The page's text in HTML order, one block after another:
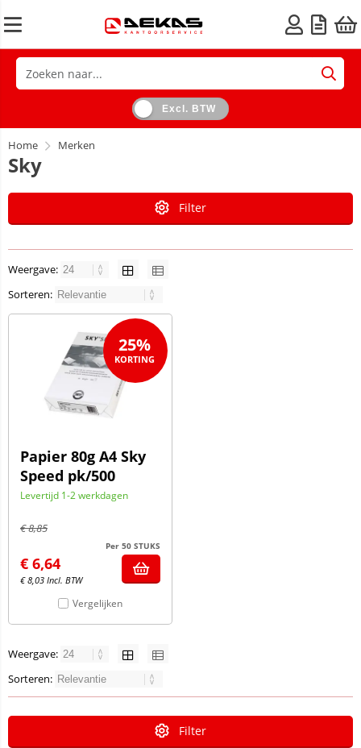
Excl. BTW
Home Merken
Sky
Filter
Weergave:
Sorteren:
Papier 80g A4 Sky
Speed pk/500
Levertijd 1-2 werkdagen
€8,85
25%
Per 50 STUKS
€ 6,64
€8,03 Incl. BTW
Vergelijken
Weergave:
Sorteren:
Filter